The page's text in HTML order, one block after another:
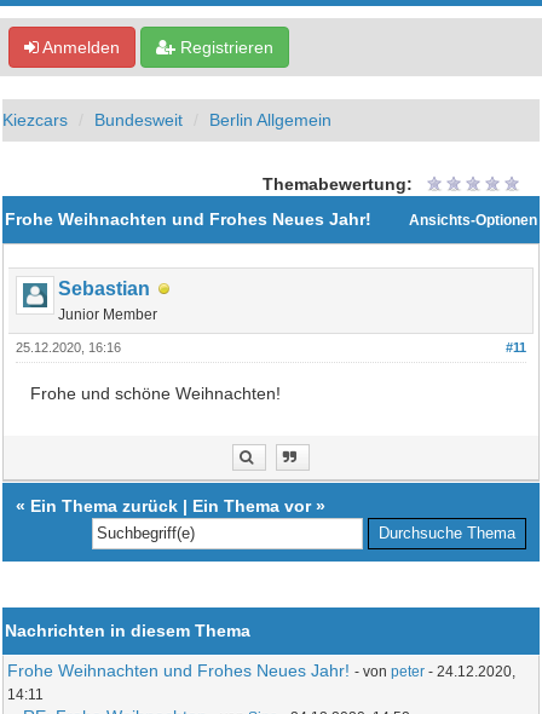
Anmelden Registrieren
Kiezcars Bundesweit Berlin Allgemein
Themabewertung:
Ansichts-Optionen
Frohe Weihnachten und Frohes Neues Jahr!
Sebastian
Junior Member
#11
25.12.2020, 16:16
Frohe und schöne Weihnachten!
« Ein Thema zurück | Ein Thema vor»
Nachrichten in diesem Thema
Frohe Weihnachten und Frohes Neues Jahr! - vonpeter - 24.12.2020,
14:11